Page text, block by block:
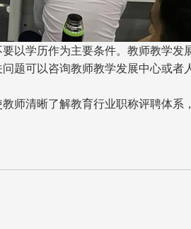
以学历作为主要条件。教师教学发
题可以咨询教师教学发展中心或者
师清晰了解教育行业职称评聘体系